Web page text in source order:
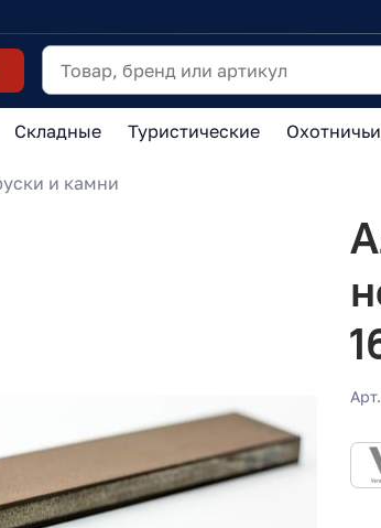
Складные Туристические Охотничьи
и камни